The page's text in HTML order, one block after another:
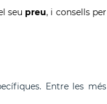
seu preu, i consells per
Entre les més